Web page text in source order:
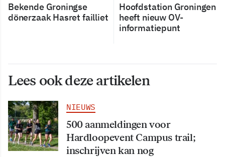
Bekende Groningse
dönerzaak Hasret failliet
Hoofdstation Groningen
heeft nieuw OV-
informatiepunt
Lees ook deze artikelen
NIEUWS
500 aanmeldingen voor
Hardloopevent Campus trail;
inschrijven kan nog